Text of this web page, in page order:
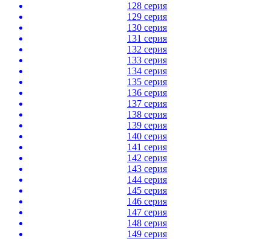
128 серия
129 серия
130 серия
131 серия
132 серия
133 серия
134 серия
135 серия
136 серия
137 серия
138 серия
139 серия
140 серия
141 серия
142 серия
143 серия
144 серия
145 серия
146 серия
147 серия
148 серия
149 серия